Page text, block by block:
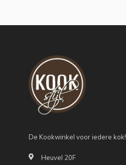
De Kookwinkel voor iedere kok!
Heuvel 20F